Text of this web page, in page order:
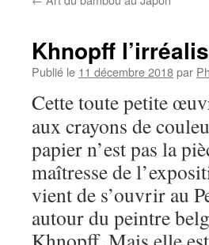
Khnopff
Publié le 11 décembre 2018par
Cette toute petite
aux crayons de
papier n’est pas la
maîtresse de
vient de s’ouvrir au
autour du peintre